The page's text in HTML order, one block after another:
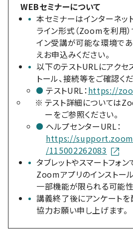
WEBセミナーについて
本セミナーはインターネッ
ライン形式（Zoomを利用）
イン受講が可能な環境で
えお申込みください。
以下のテストURLにアクセ
トール、接続等をご確認くだ
テストURL：https://
※ テスト詳細については
ーをご参照ください。
ヘルプセンターURL：
https://
/115002262083
タブレットやスマートフォ
Zoomアプリのインストー
一部機能が限られる可能性
講義終了後にアンケートを
協力お願い申し上げます。